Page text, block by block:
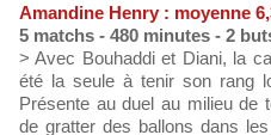
Amandine Henry : moyenne
5 matchs - 480 minutes - 2
> Avec Bouhaddi et Diani, la
été la seule à tenir son rang
Présente au duel au milieu de
de gratter des ballons dans